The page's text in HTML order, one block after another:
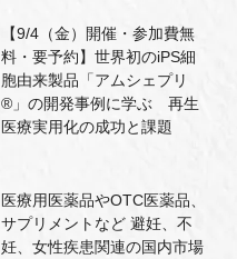
【9/4（金）開催・参加費無
料・要予約】世界初のiPS細
胞由来製品「アムシェプリ
®」の開発事例に学ぶ 再生
医療実用化の成功と課題
医療用医薬品やOTC医薬品、
サプリメントなど 避妊、不
妊、女性疾患関連の国内市場